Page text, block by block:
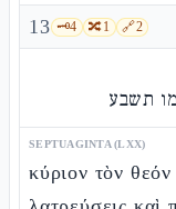
13 🗝️4 🔀1 🔗2
תשבע
SEPTUAGINTA (LXX)
κύριον τὸν